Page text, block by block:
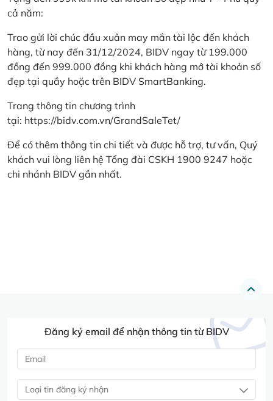
cả năm:
Trao gửi lời chúc đầu xuân may mắn tài lộc đến khách
hàng, từ nay đến 31/12/2024, BIDV ngay từ 199.000
đồng đến 999.000 đồng khi khách hàng mở tài khoản số
đẹp tại quầy hoặc trên BIDV SmartBanking.
Trang thông tin chương trình
tại: https://bidv.com.vn/GrandSaleTet/
Để có thêm thông tin chi tiết và được hỗ trợ, tư vấn, Quý
khách vui lòng liên hệ Tổng đài CSKH 1900 9247 hoặc
chi nhánh BIDV gần nhất.
Đăng ký email để nhận thông tin từ BIDV
Loại tin đăng ký nhận